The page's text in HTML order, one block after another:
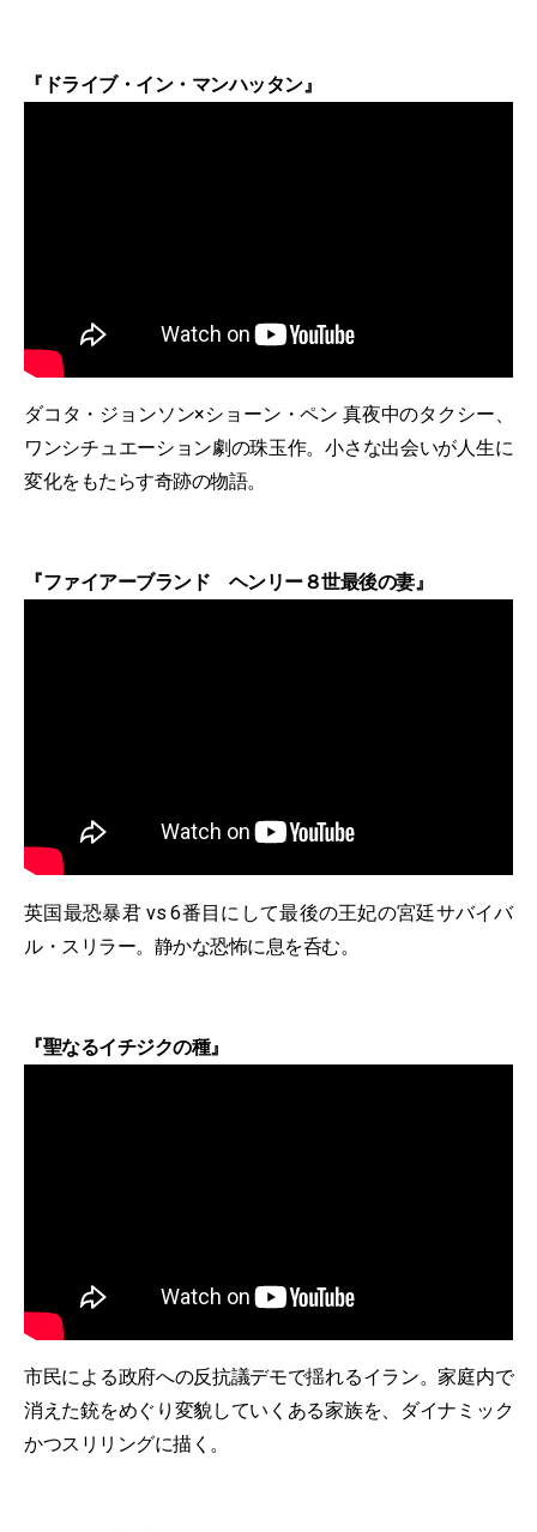
『ドライブ・イン・マンハッタン』
ダコタ・ジョンソン×ショーン・ペン 真夜中のタクシー、
ワンシチュエーション劇の珠玉作。小さな出会いが人生に
変化をもたらす奇跡の物語。
『ファイアーブランド ヘンリー８世最後の妻』
英国最恐暴君 vs 6番目にして最後の王妃の宮廷サバイバ
ル・スリラー。静かな恐怖に息を呑む。
『聖なるイチジクの種』
市民による政府への反抗議デモで揺れるイラン。家庭内で
消えた銃をめぐり変貌していくある家族を、ダイナミック
かつスリリングに描く。